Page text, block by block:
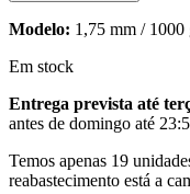
Modelo: 1,75 mm / 1000
Em stock
Entrega prevista até
antes de domingo até
Temos apenas 19
reabastecimento está a